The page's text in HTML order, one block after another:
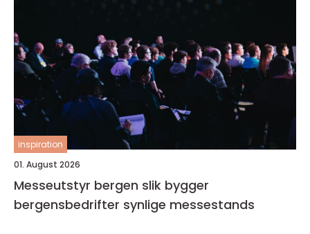
inspiration
01. August 2026
Messeutstyr bergen slik bygger
bergensbedrifter synlige messestands